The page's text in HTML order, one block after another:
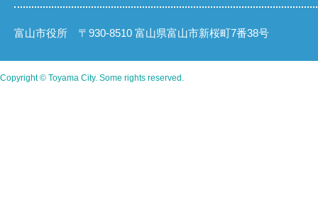
富山市役所 〒930-8510 富山県富山市新桜町7番38号
Copyright © Toyama City. Some rights reserved.